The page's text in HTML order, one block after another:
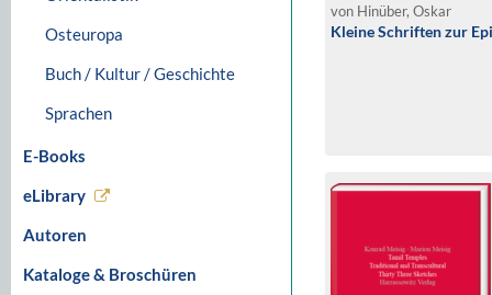
Osteuropa
Buch / Kultur / Geschichte
Sprachen
E-Books
eLibrary
Autoren
Kataloge & Broschüren
von Hinüber, Oskar
Kleine Schriften zur